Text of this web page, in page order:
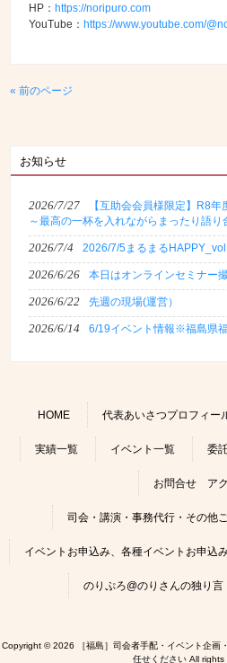
HP： https://noripuro.com
YouTube： https://www.youtube.com/
« 前のページ
お知らせ
2026/7/27
【互助会会員様限定】R8
～最高の一杯を入れながらまったり語
2026/7/4 2026/7/5まるまる
2026/6/26 本日はオンラインセミナー
2026/6/22 先週の現場(運営）
2026/6/14 6/19イベント情報※福島県
HOME 代表あいさつプロフィー
実績一覧 イベント一覧 委
お問合せ ア
司会・講演・事務代行・その他
イベントお申込み、各種イベントお申込
のりぷろ@のりさんの独り言
Copyright © 2026 ［福島］司会者手配・イベント企画
任せください All rights